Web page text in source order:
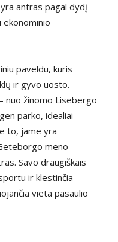
antras pagal dydį
paveldu, kuris
ir gyvo uosto.
nuo ​​žinomo Lisebergo
parko, idealiai
to, jame yra
meno
Savo draugiškais
ir klestinčia
vieta pasaulio